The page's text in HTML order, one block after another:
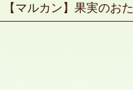
【マルカン】果実の